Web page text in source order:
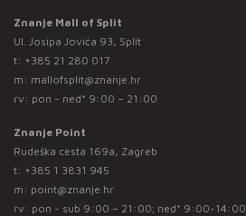
Znanje Mall of Split
Ul. Josipa Jovića 93, Split
t: +385 21 280 017
m: mallofsplit@znanje.hr
rv: pon - ned* 9:00 – 21:00
Znanje Point
Rudeška cesta 169a, Zagreb
t: +385 1 3831 945
m: point@znanje.hr
rv: pon - sub 9:00 – 21:00; ned* 9:00-14:00